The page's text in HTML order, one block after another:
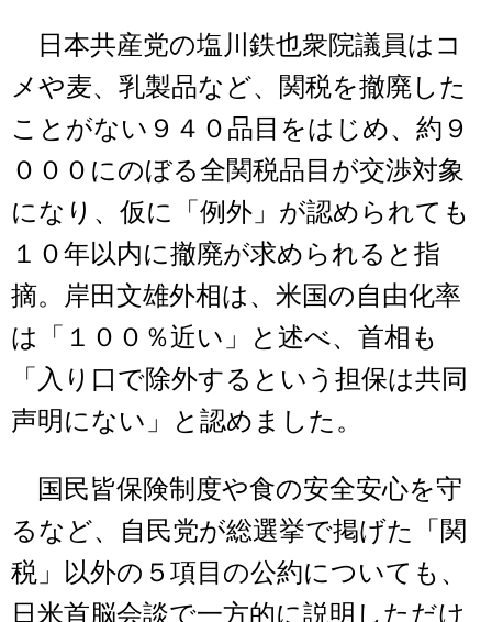
日本共産党の塩川鉄也衆院議員はコ
メや麦、乳製品など、関税を撤廃した
ことがない９４０品目をはじめ、約９
０００にのぼる全関税品目が交渉対象
になり、仮に「例外」が認められても
１０年以内に撤廃が求められると指
摘。岸田文雄外相は、米国の自由化率
は「１００％近い」と述べ、首相も
「入り口で除外するという担保は共同
声明にない」と認めました。
国民皆保険制度や食の安全安心を守
るなど、自民党が総選挙で掲げた「関
税」以外の５項目の公約についても、
日米首脳会談で一方的に説明しただけ